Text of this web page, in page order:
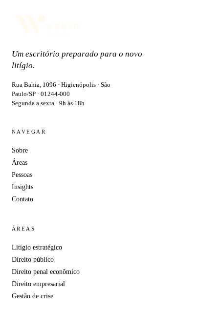
Um escritório preparado para o novo
litígio.
Rua Bahia, 1096 · Higienópolis · São
Paulo/SP · 01244-000
Segunda a sexta · 9h às 18h
NAVEGAR
Sobre
Áreas
Pessoas
Insights
Contato
ÁREAS
Litígio estratégico
Direito público
Direito penal econômico
Direito empresarial
Gestão de crise